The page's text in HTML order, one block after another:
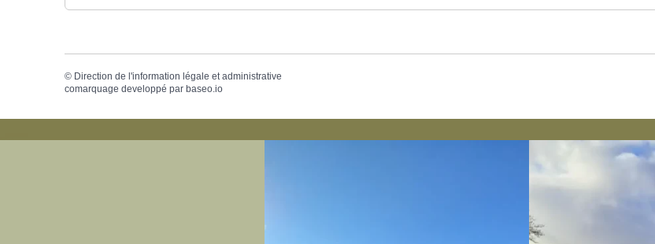
© Direction de l'information légale et administrative
comarquage developpé par baseo.io